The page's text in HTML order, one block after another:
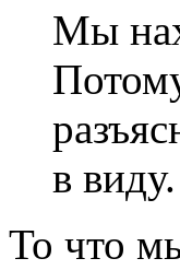
Мы
в
То что